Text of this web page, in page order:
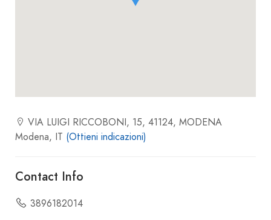
VIA LUIGI RICCOBONI, 15, 41124, MODENA
Modena, IT (Ottieni indicazioni)
Contact Info
3896182014